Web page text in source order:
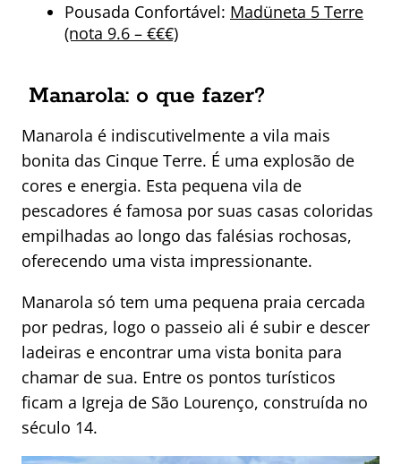
Pousada Confortável: Madüneta 5 Terre
(nota 9.6 – €€€)
Manarola: o que fazer?
Manarola é indiscutivelmente a vila mais
bonita das Cinque Terre. É uma explosão de
cores e energia. Esta pequena vila de
pescadores é famosa por suas casas coloridas
empilhadas ao longo das falésias rochosas,
oferecendo uma vista impressionante.
Manarola só tem uma pequena praia cercada
por pedras, logo o passeio ali é subir e descer
ladeiras e encontrar uma vista bonita para
chamar de sua. Entre os pontos turísticos
ficam a Igreja de São Lourenço, construída no
século 14.